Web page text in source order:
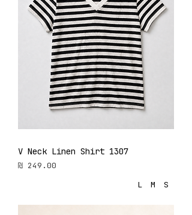
V Neck Linen Shirt 1307
מחיר
S
M
L